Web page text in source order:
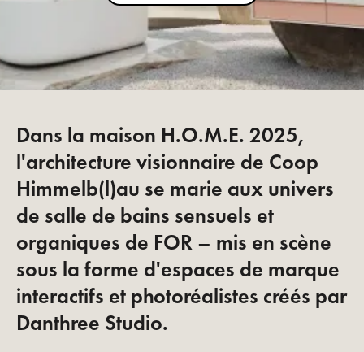
Dans la maison H.O.M.E. 2025,
l'architecture visionnaire de Coop
Himmelb(l)au se marie aux univers
de salle de bains sensuels et
organiques de FOR – mis en scène
sous la forme d'espaces de marque
interactifs et photoréalistes créés par
Danthree Studio.